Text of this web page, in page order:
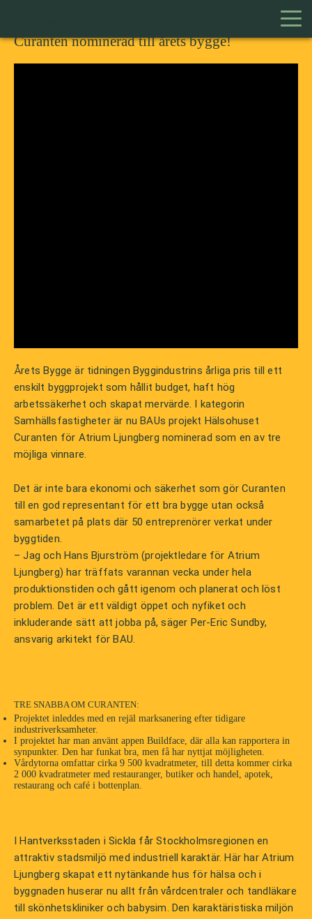
Curanten nominerad till årets bygge!
Årets Bygge är tidningen Byggindustrins årliga pris till ett
enskilt byggprojekt som hållit budget, haft hög
arbetssäkerhet och skapat mervärde. I kategorin
Samhällsfastigheter är nu BAUs projekt Hälsohuset
Curanten för Atrium Ljungberg nominerad som en av tre
möjliga vinnare.
Det är inte bara ekonomi och säkerhet som gör Curanten
till en god representant för ett bra bygge utan också
samarbetet på plats där 50 entreprenörer verkat under
byggtiden.
– Jag och Hans Bjurström (projektledare för Atrium
Ljungberg) har träffats varannan vecka under hela
produktionstiden och gått igenom och planerat och löst
problem. Det är ett väldigt öppet och nyfiket och
inkluderande sätt att jobba på, säger Per-Eric Sundby,
ansvarig arkitekt för BAU.
TRE SNABBA OM CURANTEN:
Projektet inleddes med en rejäl marksanering efter tidigare
industriverksamheter.
I projektet har man använt appen Buildface, där alla kan rapportera in
synpunkter. Den har funkat bra, men få har nyttjat möjligheten.
Vårdytorna omfattar cirka 9 500 kvadratmeter, till detta kommer cirka
2 000 kvadratmeter med restauranger, butiker och handel, apotek,
restaurang och café i bottenplan.
I Hantverksstaden i Sickla får Stockholmsregionen en
attraktiv stadsmiljö med industriell karaktär. Här har Atrium
Ljungberg skapat ett nytänkande hus för hälsa och i
byggnaden huserar nu allt från vårdcentraler och tandläkare
till skönhetskliniker och babysim. Den karaktäristiska miljön